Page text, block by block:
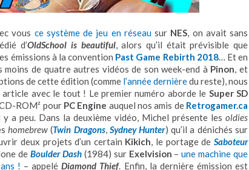
vous ce système de jeu en réseausur NES, on avait sans
d’OldSchool is beautiful, alors qu’il était prévisible que
émissions à la convention Past Game Rebirth 2018… Et en
de quatre autres vidéos de son week-end à Pinon, et
de cette édition (comme l’année dernièredu reste), nous
avec le tout ! Le premier numéro aborde le Super SD
ROM² pour PC Engine auquel nos amis de Retrogamer.ca
a peu. Dans la deuxième vidéo, Michel présente les oldies
homebrew(Twin Dragons,Sydney Hunter) qu’il a dénichés sur
deux projets d’un certain Kikich, le portage deSaboteur
de Boulder Dash(1984) sur Exelvision –une machine que
! – appeléDiamond Thief. Enfin, la dernière émission est